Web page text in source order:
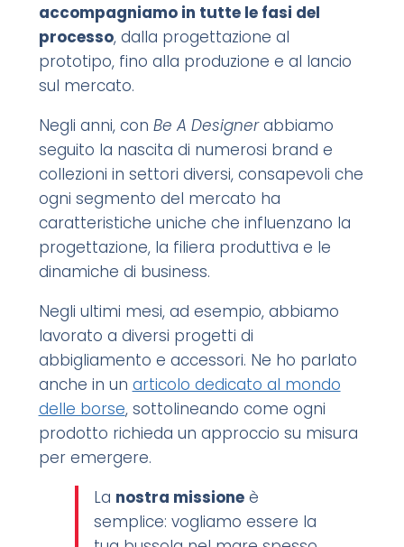
accompagniamo in tutte le fasi del
processo, dalla progettazione al
prototipo, fino alla produzione e al lancio
sul mercato.
Negli anni, con Be A Designerabbiamo
seguito la nascita di numerosi brand e
collezioni in settori diversi, consapevoli che
ogni segmento del mercato ha
caratteristiche uniche che influenzano la
progettazione, la filiera produttiva e le
dinamiche di business.
Negli ultimi mesi, ad esempio, abbiamo
lavorato a diversi progetti di
abbigliamento e accessori. Ne ho parlato
anche in un articolo dedicato al mondo
delle borse, sottolineando come ogni
prodotto richieda un approccio su misura
per emergere.
La nostra missioneè
semplice: vogliamo essere la